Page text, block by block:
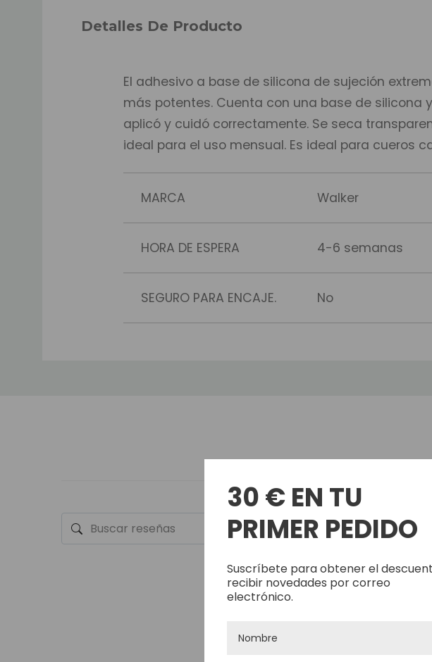
Detalles De Producto
El adhesivo a base de silicona de sujeción
más potentes. Cuenta con una base de silicona
aplicó y cuidó correctamente. Se seca
ideal para el uso mensual. Es ideal para cueros
MARCA Walker
HORA DE ESPERA 4-6 semanas
SEGURO PARA ENCAJE. No
30 € EN TU
PRIMER PEDIDO
Suscríbete para obtener el
recibir novedades por correo
electrónico.